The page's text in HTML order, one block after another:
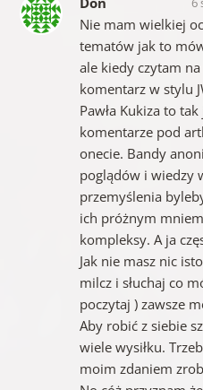
Nie mam wielkiej
tematów jak to
ale kiedy czytam
komentarz w stylu
Pawła Kukiza to
komentarze pod
onecie. Bandy
poglądów i wiedzy
przemyślenia
ich próżnym
kompleksy. A ja
Jak nie masz nic
milcz i słuchaj co
poczytaj ) zawsze
Aby robić z siebie
wiele wysiłku.
moim zdaniem